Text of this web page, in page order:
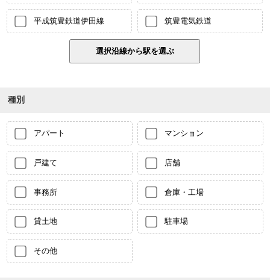
平成筑豊鉄道伊田線 筑豊電気鉄道
種別
アパート マンション
戸建て 店舗
事務所 倉庫・工場
貸土地 駐車場
その他